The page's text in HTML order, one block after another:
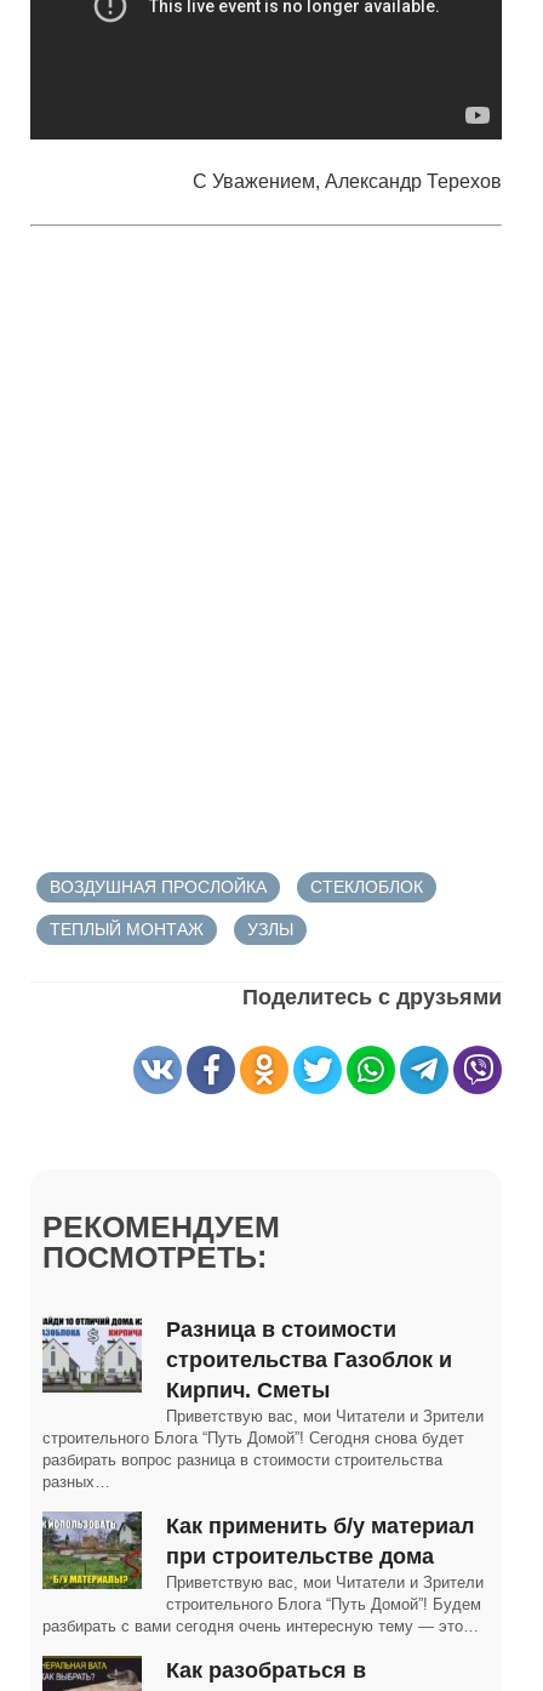
С Уважением, Александр Терехов
ВОЗДУШНАЯ ПРОСЛОЙКА СТЕКЛОБЛОК
ТЕПЛЫЙ МОНТАЖ УЗЛЫ
Поделитесь с друзьями
РЕКОМЕНДУЕМ
ПОСМОТРЕТЬ:
Разница в стоимости
строительства Газоблок и
Кирпич. Сметы
Приветствую вас, мои Читатели и Зрители
строительного Блога “Путь Домой”! Сегодня снова будет
разбирать вопрос разница в стоимости строительства
разных…
Как применить б/у материал
при строительстве дома
Приветствую вас, мои Читатели и Зрители
строительного Блога “Путь Домой”! Будем
разбирать с вами сегодня очень интересную тему — это…
Как разобраться в